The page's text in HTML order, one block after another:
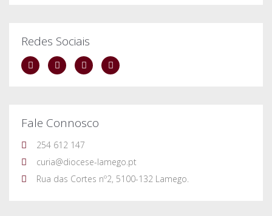
Redes Sociais
Fale Connosco
254 612 147
curia@diocese-lamego.pt
Rua das Cortes nº2, 5100-132 Lamego.